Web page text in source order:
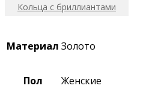
Кольца с бриллиантами
Материал Золото
Пол Женские